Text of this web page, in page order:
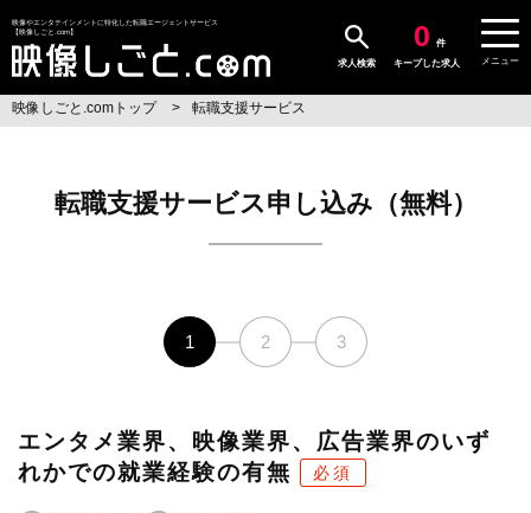
映像やエンタテインメントに特化した転職エージェントサービス
【映像しごと.com】
求人検索
0
件
キープした求人
メニュー
映像しごと.comトップ 転職支援サービス
転職支援サービス申し込み（無料）
1 2 3
エンタメ業界、映像業界、広告業界のいず
れかでの就業経験の有無
必須